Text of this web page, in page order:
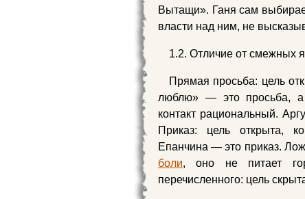
Вытащи». Ганя сам
власти над ним, не
1.2. Отличие от смежных
Прямая просьба: цель
люблю» — это просьба, а
контакт рациональный.
Приказ: цель открыта,
Епанчина — это приказ.
боли, оно не питает
перечисленного: цель